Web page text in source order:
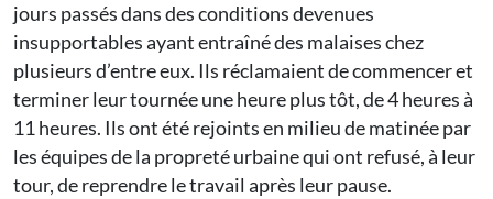
jours passés dans des conditions devenues
insupportables ayant entraîné des malaises chez
plusieurs d’entre eux. Ils réclamaient de commencer et
terminer leur tournée une heure plus tôt, de 4 heures à
11 heures. Ils ont été rejoints en milieu de matinée par
les équipes de la propreté urbaine qui ont refusé, à leur
tour, de reprendre le travail après leur pause.